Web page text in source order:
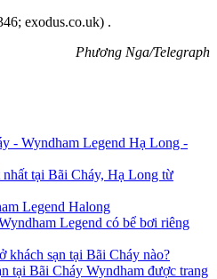
exodus.co.uk) .
Phương Nga/Telegraph
- Wyndham Legend Hạ Long -
tại Bãi Cháy, Hạ Long từ
Legend Halong
Legend có bể bơi riêng
khách sạn tại Bãi Cháy nào?
tại Bãi Cháy Wyndham được trang